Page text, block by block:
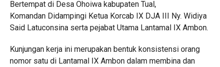
Bertempat di Desa Ohoiwa kabupaten Tual,
Komandan Didampingi Ketua Korcab IX DJA III Ny. Widiya
Said Latuconsina serta pejabat Utama Lantamal IX Ambon.
Kunjungan kerja ini merupakan bentuk konsistensi orang
nomor satu di Lantamal IX Ambon dalam membina dan